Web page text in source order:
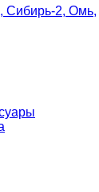
Сибирь-2, Омь,